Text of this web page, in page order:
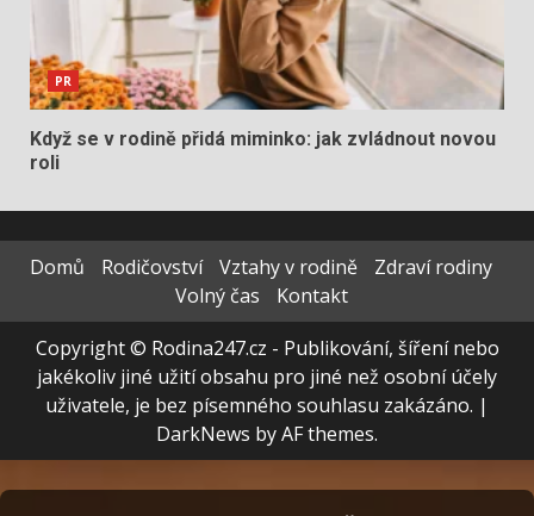
PR
Když se v rodině přidá miminko: jak zvládnout novou
roli
Domů Rodičovství Vztahy v rodině
Zdraví rodiny
Volný čas
Kontakt
Copyright © Rodina247.cz - Publikování, šíření nebo
jakékoliv jiné užití obsahu pro jiné než osobní účely
uživatele, je bez písemného souhlasu zakázáno. |
DarkNews by AF themes.